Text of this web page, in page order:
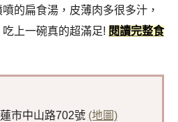
的扁食湯，皮薄肉多很多汁，
上一碗真的超滿足! 閱讀完整食
市中山路702號 (地圖)